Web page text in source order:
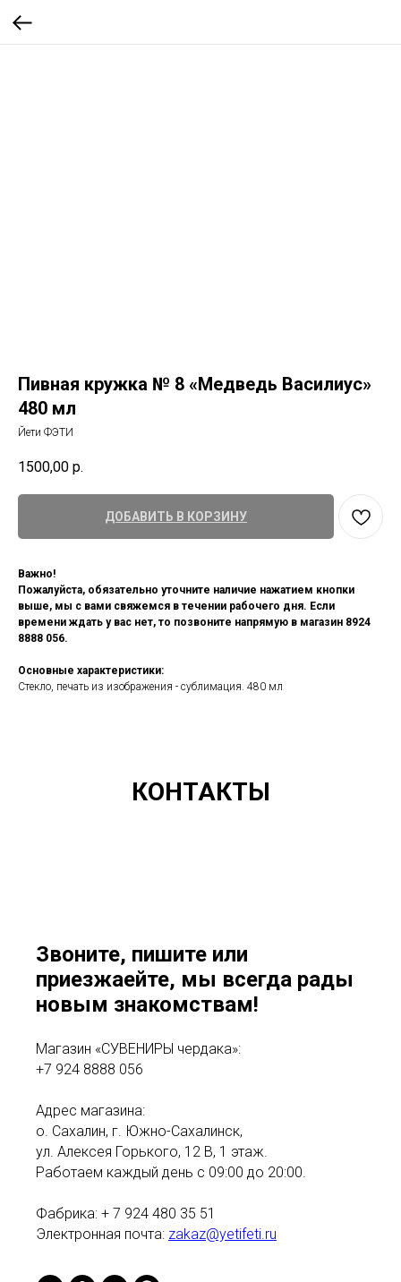
Пивная кружка № 8 «Медведь Василиус»
480 мл
Йети ФЭТИ
1500,00 р.
ДОБАВИТЬ В КОРЗИНУ
Важно!
Пожалуйста, обязательно уточните наличие нажатием кнопки
выше, мы с вами свяжемся в течении рабочего дня. Если
времени ждать у вас нет, то позвоните напрямую в магазин 8924
8888 056.
Основные характеристики:
Стекло, печать из изображения - сублимация. 480 мл
КОНТАКТЫ
Звоните, пишите или
приезжаейте, мы всегда рады
новым знакомствам!
Магазин «СУВЕНИРЫ чердака»:
+7 924 8888 056
Адрес магазина:
о. Сахалин, г. Южно-Сахалинск,
ул. Алексея Горького, 12 В, 1 этаж.
Работаем каждый день с 09:00 до 20:00.
Фабрика: + 7 924 480 35 51
Электронная почта: zakaz@yetifeti.ru